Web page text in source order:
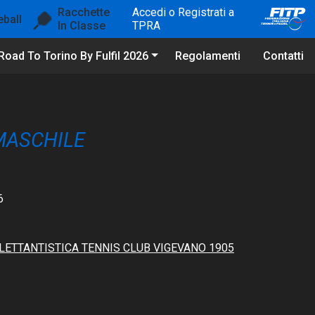
Racchette
In Classe
Accedi o Registrati a
TPRA
To Torino By Fulfil 2026 Regolamenti Contatti
TENNIS CLUB VIGEVANO 1905